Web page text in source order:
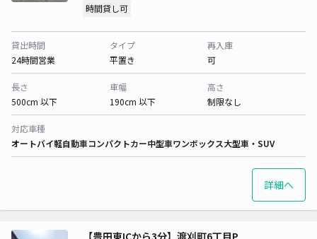
時間貸し可
貸出時間
24時間営業
タイプ
平置き
再入庫
可
長さ
500cm 以下
車幅
190cm 以下
高さ
制限なし
対応車種
オートバイ軽自動車コンパクトカー中型車ワンボックス大型車・SUV
詳細へ
【豊田東ICから3分】渡刈町6丁目P